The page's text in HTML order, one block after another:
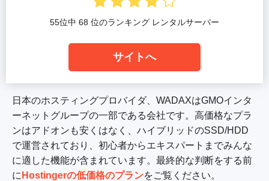
日本のホスティングプロバイダ、WADAXはGMOインタ
ーネットグループの一部である会社です。高価格なプラ
ンはアドオンも安くはなく、ハイブリッドのSSD/HDD
で運営されており、初心者からエキスパートまでみんな
に適した機能が含まれています。最終的な判断をする前
に Hostingerの低価格のプランをご覧ください。
55位中 68 位のランキング レンタルサーバー
サイトへ